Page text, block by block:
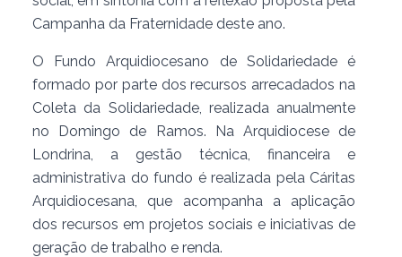
Campanha da Fraternidade deste ano.
O Fundo Arquidiocesano de Solidariedade é
formado por parte dos recursos arrecadados na
Coleta da Solidariedade, realizada anualmente
no Domingo de Ramos. Na Arquidiocese de
Londrina, a gestão técnica, financeira e
administrativa do fundo é realizada pela Cáritas
Arquidiocesana, que acompanha a aplicação
dos recursos em projetos sociais e iniciativas de
geração de trabalho e renda.